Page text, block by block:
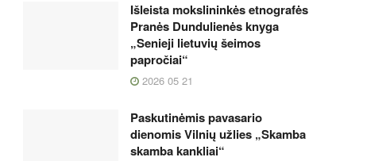
Išleista mokslininkės etnografės
Pranės Dundulienės knyga
„Senieji lietuvių šeimos
papročiai“
2026 05 21
Paskutinėmis pavasario
dienomis Vilnių užlies „Skamba
skamba kankliai“